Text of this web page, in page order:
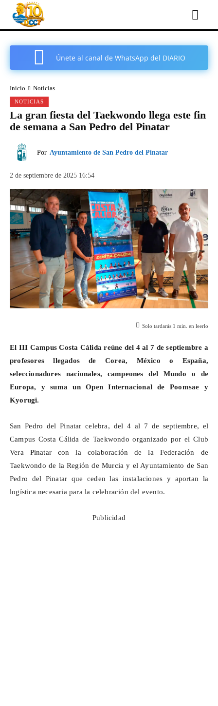
Únete al canal de WhatsApp del DIARIO
Inicio Noticias
NOTICIAS
La gran fiesta del Taekwondo llega este fin
de semana a San Pedro del Pinatar
Por Ayuntamiento de San Pedro del Pinatar
2 de septiembre de 2025 16:54
Solo tardarás 1 min. en leerlo
El III Campus Costa Cálida reúne del 4 al 7 de septiembre a
profesores llegados de Corea, México o España,
seleccionadores nacionales, campeones del Mundo o de
Europa, y suma un Open Internacional dePoomsae y
Kyorugi.
San Pedro del Pinatar celebra, del 4 al 7 de septiembre, el
Campus Costa Cálida de Taekwondo organizado por el Club
Vera Pinatar con la colaboración de la Federación de
Taekwondo de la Región de Murcia y el Ayuntamiento de San
Pedro del Pinatar que ceden las instalaciones y aportan la
logística necesaria para la celebración del evento.
Publicidad